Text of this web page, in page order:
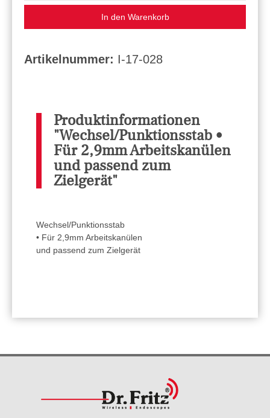
In den Warenkorb
Artikelnummer: I-17-028
Produktinformationen
"Wechsel/Punktionsstab •
Für 2,9mm Arbeitskanülen
und passend zum
Zielgerät"
Wechsel/Punktionsstab
• Für 2,9mm Arbeitskanülen
und passend zum Zielgerät